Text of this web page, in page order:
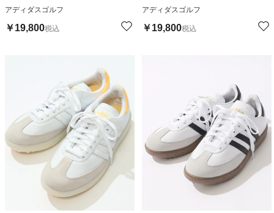
アディダスゴルフ
￥19,800税込
アディダスゴルフ
￥19,800税込